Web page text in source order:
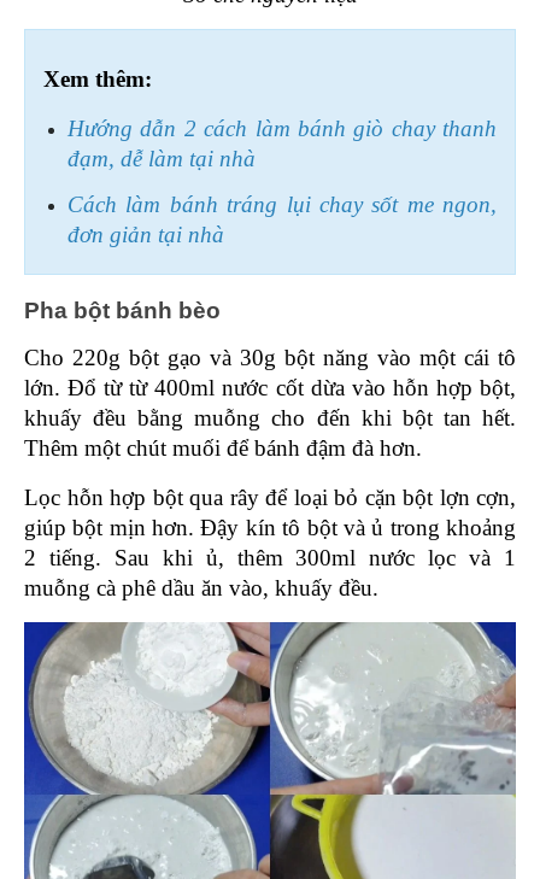
Xem thêm:
Hướng dẫn 2 cách làm bánh giò chay thanh
đạm, dễ làm tại nhà
Cách làm bánh tráng lụi chay sốt me ngon,
đơn giản tại nhà
Pha bột bánh bèo
Cho 220g bột gạo và 30g bột năng vào một cái tô
lớn. Đổ từ từ 400ml nước cốt dừa vào hỗn hợp bột,
khuấy đều bằng muỗng cho đến khi bột tan hết.
Thêm một chút muối để bánh đậm đà hơn.
Lọc hỗn hợp bột qua rây để loại bỏ cặn bột lợn cợn,
giúp bột mịn hơn. Đậy kín tô bột và ủ trong khoảng
2 tiếng. Sau khi ủ, thêm 300ml nước lọc và 1
muỗng cà phê dầu ăn vào, khuấy đều.